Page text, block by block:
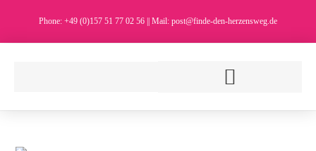
Phone: +49 (0)157 51 77 02 56 || Mail: post@finde-den-herzensweg.de